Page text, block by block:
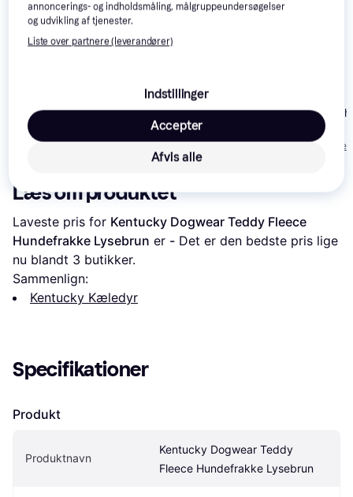
Danish Design Silver
Paw Hundekurv
298 kr.
Dog Copenhagen
Comfort Walk Pro-sele
349 kr.
Adaptil Calm
Eller 3 betalinger
Læs om produktet
Laveste pris for Kentucky Dogwear Teddy Fleece
Hundefrakke Lysebrun er - Det er den bedste pris lige
nu blandt 3 butikker.
Sammenlign:
Kentucky Kæledyr
Specifikationer
Produkt
Produktnavn
Kentucky Dogwear Teddy
Fleece Hundefrakke Lysebrun
annoncerings- og indholdsmåling, målgruppeundersøgelser
og udvikling af tjenester.
Liste over partnere (leverandører)
Indstillinger
Afvis alle
Accepter